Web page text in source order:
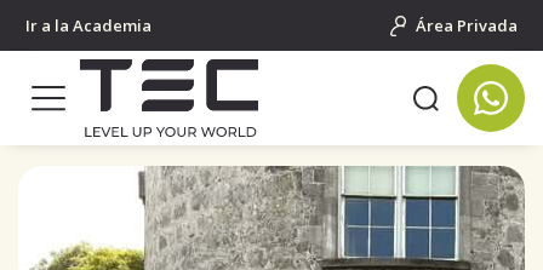
Ir a la Academia Área Privada